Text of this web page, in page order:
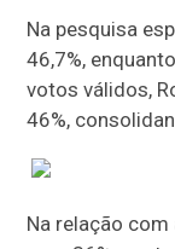
Na pesquisa
46,7%,
votos válidos,
46%,
Na relação